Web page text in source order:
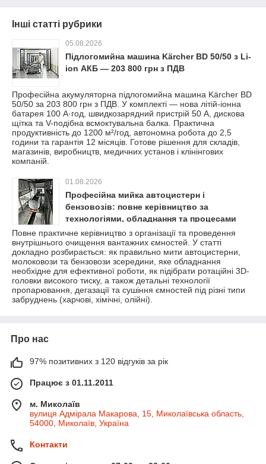
Інші статті рубрики
05.08.2026
Підлогомийна машина Kärcher BD 50/50 з Li-
ion АКБ — 203 800 грн з ПДВ
Професійна акумуляторна підлогомийна машина Kärcher BD
50/50 за 203 800 грн з ПДВ. У комплекті — нова літій-іонна
батарея 100 А·год, швидкозарядний пристрій 50 А, дискова
щітка та V-подібна всмоктувальна балка. Практична
продуктивність до 1200 м²/год, автономна робота до 2,5
години та гарантія 12 місяців. Готове рішення для складів,
магазинів, виробництв, медичних установ і клінінгових
компаній.
01.08.2026
Професійна мийка автоцистерн і
бензовозів: повне керівництво за
технологіями, обладнання та процесами
очищення
Повне практичне керівництво з організації та проведення
внутрішнього очищення вантажних ємностей. У статті
докладно розбирається: як правильно мити автоцистерни,
молоковози та бензовози зсередини, яке обладнання
необхідне для ефективної роботи, як підібрати ротаційні 3D-
головки високого тиску, а також детальні технології
пропарювання, дегазації та сушіння ємностей під різні типи
забруднень (харчові, хімічні, олійні).
Про нас
97% позитивних з 120 відгуків за рік
Працює з 01.11.2011
м. Миколаїв
вулиця Адмірала Макарова, 15, Миколаївська область,
54000, Миколаїв, Україна
Контакти